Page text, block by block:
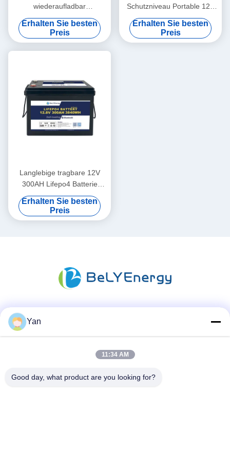
wiederaufladbar
Wirtschaftlich 5000 Zyklen
12v Lifepo4-Batteriepack
Erhalten Sie besten
Preis
Schutzniveau Portable 12V
460Ah LiFePo4
Langlebigkeit Batterie für
Wohnmobil
Erhalten Sie besten
Preis
Langlebige tragbare 12V
300AH Lifepo4 Batterie
Neue Klasse A Zellen
Langlebigkeit
Erhalten Sie besten
Preis
Yan
11:34 AM
Good day, what product are you looking for?